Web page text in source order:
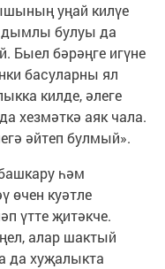
уңай килүе
дымлы булуы да
Быел бәрәңге игүне
басуларны ял
килде, әлеге
хезмәткә аяк чала.
әйтеп булмый».
һәм
өчен куәтле
үтте җитәкче.
алар шактый
да хуҗалыкта